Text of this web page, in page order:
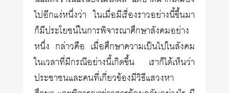
ไปอีกแง่หนึ่งว่า ในเมื่อมีเรื่องราวอย่างนี้ขึ้นมา
ก็มีประโยชน์ในการพิจารณาศึกษาสังคมอย่าง
หนึ่ง กล่าวคือ เมื่อศึกษาความเป็นไปในสังคม
ในเวลาที่มีกรณีอย่างนี้เกิดขึ้น เราก็ได้เห็นว่า
ประชาชนและคนที่เกี่ยวข้องมีวิธีแสวงหา